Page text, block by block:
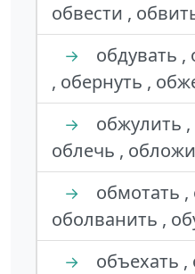
обвести ,
→
обдувать ,
, обернуть ,
→
обжулить
облечь ,
→
обмотать ,
оболванить ,
→
объехать ,